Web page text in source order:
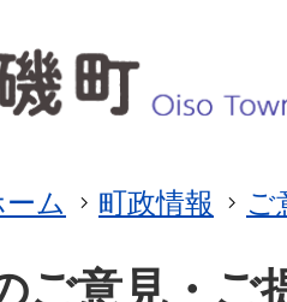
ム 町政情報 ご
ご意見・ご